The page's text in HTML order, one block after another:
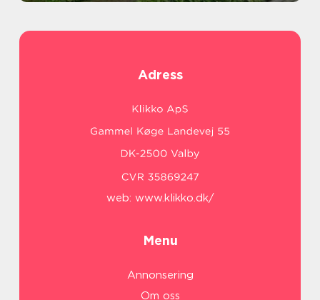
Adress
web: www.klikko.dk/
Menu
Annonsering
Om oss